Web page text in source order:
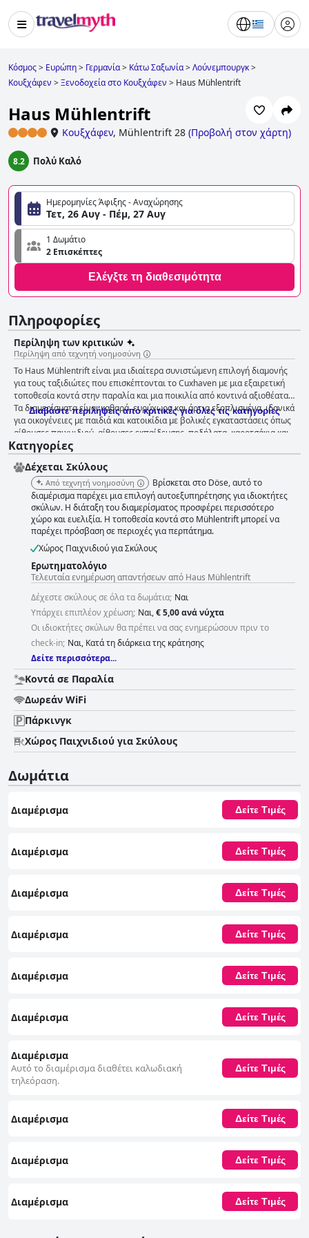
Κόσμος> Ευρώπη> Γερμανία> Κάτω Σαξωνία>Λούνεμπουργκ>
Κουξχάφεν >Ξενοδοχεία στο Κουξχάφεν > Haus Mühlentrift
Haus Mühlentrift
Κουξχάφεν, Mühlentrift 28 (Προβολή στον χάρτη)
8.2 Πολύ Καλό
Ημερομηνίες Άφιξης - Αναχώρησης
Τετ, 26 Αυγ - Πέμ, 27 Αυγ
1 Δωμάτιο
2 Επισκέπτες
Ελέγξτε τη διαθεσιμότητα
Πληροφορίες
Περίληψη των κριτικών
Περίληψη από τεχνητή νοημοσύνη
Το Haus Mühlentrift είναι μια ιδιαίτερα συνιστώμενη επιλογή διαμονής
για τους ταξιδιώτες που επισκέπτονται το Cuxhaven με μια εξαιρετική
τοποθεσία κοντά στην παραλία και μια ποικιλία από κοντινά αξιοθέατα.
Τα διαμερίσματα είναι καθαρά, ευρύχωρα και άρτια εξοπλισμένα, ιδανικά
για οικογένειες με παιδιά και κατοικίδια με βολικές εγκαταστάσεις όπως
αίθουσες παιχνιδιού, αίθουσες εκπαίδευσης, ποδήλατα, καροτσάκια και
ειδική παιδική χαρά για σκύλους. Το προσωπικό είναι φιλικό, φιλόξενο
και εξυπηρετικό, παρέχοντας γρήγορες λύσεις σε τυχόν προβλήματα και
δίνοντας συμβουλές και συστάσεις για πράγματα που μπορείτε να
κάνετε στην περιοχή. Οι επισκέπτες επαινούν τα άνετα κρεβάτια και
τους καναπέδες, την καθαριότητα των καταλυμάτων και τη βολική
τοποθεσία. Ορισμένα δωμάτια παρουσιάζουν σημάδια γήρανσης και θα
μπορούσαν να επωφεληθούν από τον εκσυγχρονισμό, αλλά συνολικά τα
διαμερίσματα είναι καλά εξοπλισμένα, άνετα και καινούργια. Οι
επισκέπτες αναφέρουν συστηματικά εξαιρετικό ύπνο και χαλαρωτική
διαμονή χάρη στα εξαιρετικά άνετα κρεβάτια. Επιπλέον, το Haus
Mühlentrift είναι πολύ hundefreundlich, καθιστώντας το μια εξαιρετική
επιλογή για τους ιδιοκτήτες κατοικίδιων ζώων που ταξιδεύουν με τους
τριχωτούς φίλους τους.
Διαβάστε περιλήψεις από κριτικές για όλες τις κατηγορίες
Κατηγορίες
Δέχεται Σκύλους
Από τεχνητή νοημοσύνη
Βρίσκεται στο Döse, αυτό το
διαμέρισμα παρέχει μια επιλογή αυτοεξυπηρέτησης για ιδιοκτήτες
σκύλων. Η διάταξη του διαμερίσματος προσφέρει περισσότερο
χώρο και ευελιξία. Η τοποθεσία κοντά στο Mühlentrift μπορεί να
παρέχει πρόσβαση σε περιοχές για περπάτημα.
Χώρος Παιχνιδιού για Σκύλους
Ερωτηματολόγιο
Τελευταία ενημέρωση απαντήσεων από Haus Mühlentrift
Δέχεστε σκύλους σε όλα τα δωμάτια; Ναι
Υπάρχει επιπλέον χρέωση; Ναι,€ 5,00 ανά νύχτα
Οι ιδιοκτήτες σκύλων θα πρέπει να σας ενημερώσουν πριν το
check-in; Ναι, Κατά τη διάρκεια της κράτησης
Δείτε περισσότερα...
Κοντά σε Παραλία
Δωρεάν WiFi
Πάρκινγκ
Χώρος Παιχνιδιού για Σκύλους
Δωμάτια
Διαμέρισμα Δείτε Τιμές
Διαμέρισμα Δείτε Τιμές
Διαμέρισμα Δείτε Τιμές
Διαμέρισμα Δείτε Τιμές
Διαμέρισμα Δείτε Τιμές
Διαμέρισμα Δείτε Τιμές
Διαμέρισμα
Αυτό το διαμέρισμα διαθέτει καλωδιακή
τηλεόραση.
Δείτε Τιμές
Διαμέρισμα Δείτε Τιμές
Διαμέρισμα Δείτε Τιμές
Διαμέρισμα Δείτε Τιμές